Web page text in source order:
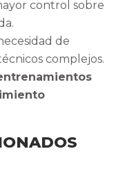
control sobre
de
complejos.